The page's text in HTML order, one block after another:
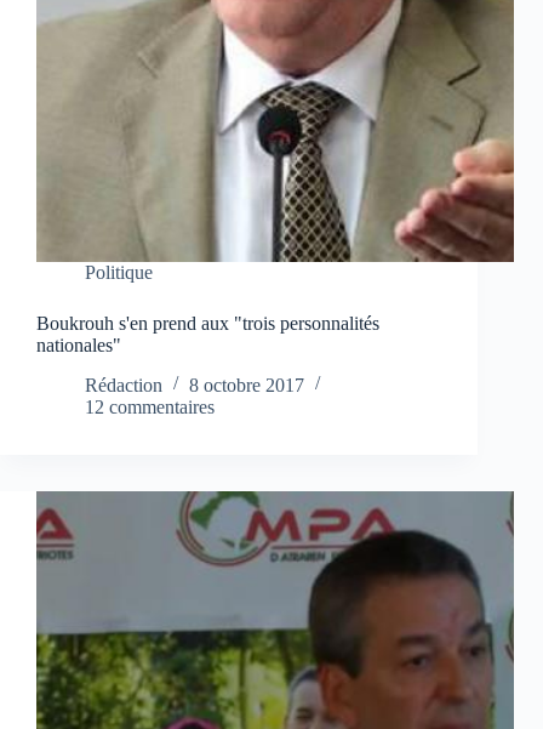
Politique
Boukrouh s'en prend aux "trois personnalités
nationales"
Rédaction
8 octobre 2017
12 commentaires